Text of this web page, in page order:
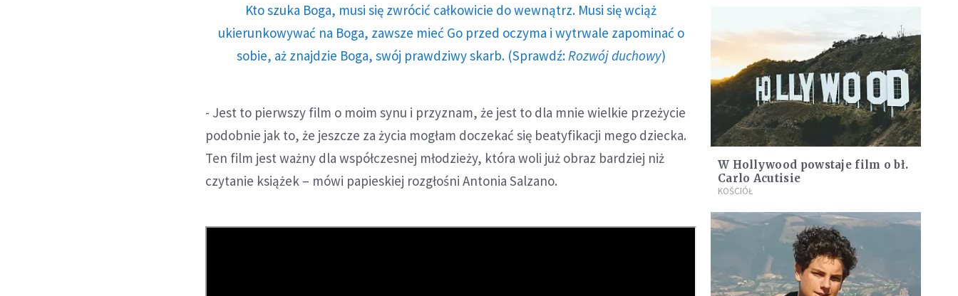
Kto szuka Boga, musi się zwrócić całkowicie do wewnątrz. Musi się wciąż
ukierunkowywać na Boga, zawsze mieć Go przed oczyma i wytrwale zapominać o
sobie, aż znajdzie Boga, swój prawdziwy skarb. (Sprawdź: Rozwój duchowy)
- Jest to pierwszy film o moim synu i przyznam, że jest to dla mnie wielkie przeżycie
podobnie jak to, że jeszcze za życia mogłam doczekać się beatyfikacji mego dziecka.
Ten film jest ważny dla współczesnej młodzieży, która woli już obraz bardziej niż
czytanie książek – mówi papieskiej rozgłośni Antonia Salzano.
W Hollywood powstaje film o bł.
Carlo Acutisie
KOŚCIÓŁ